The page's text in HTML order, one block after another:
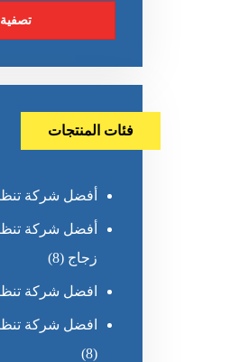
تصفية
فئات المنتجات
أفضل شركة
أفضل شركة
زجاج (8)
افضل شركة
افضل شركة
(8)